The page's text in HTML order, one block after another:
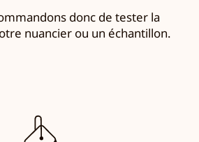
donc de tester la
nuancier ou un échantillon.